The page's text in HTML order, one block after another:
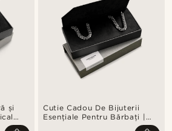
și
Cutie Cadou De Bijuterii
Esențiale Pentru Bărbați |
Brățară Și Colier Din Oțel